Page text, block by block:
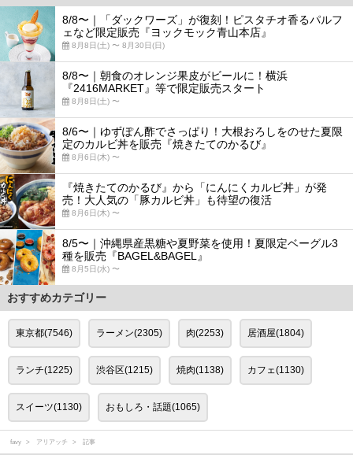
8/8〜｜「ダックワーズ」が復刻！ピスタチオ香るパルフ
ェなど限定販売『ヨックモック青山本店』
8月8日(土) 〜 8月30日(日)
8/8〜｜朝食のオレンジ果皮がビールに！横浜
『2416MARKET』等で限定販売スタート
8月8日(土) 〜
8/6〜｜ゆずぽん酢でさっぱり！大根おろしをのせた夏限
定のカルビ丼を販売『焼きたてのかるび』
8月6日(木) 〜
『焼きたてのかるび』から「にんにくカルビ丼」が発
売！大人気の「豚カルビ丼」も待望の復活
8月6日(木) 〜
8/5〜｜沖縄県産黒糖や夏野菜を使用！夏限定ベーグル3
種を販売『BAGEL&BAGEL』
8月5日(水) 〜
おすすめカテゴリー
東京都(7546) ラーメン(2305) 肉(2253) 居酒屋(1804)
ランチ(1225) 渋谷区(1215) 焼肉(1138) カフェ(1130)
スイーツ(1130) おもしろ・話題(1065)
favy アリアッチ 記事